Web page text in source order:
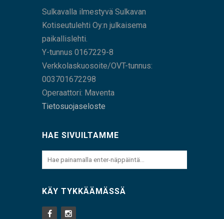
Sulkavalla ilmestyvä Sulkavan
Kotiseutulehti Oy:n julkaisema
paikallislehti.
Y-tunnus 0167229-8
Verkkolaskuosoite/OVT-tunnus:
003701672298
Operaattori: Maventa
Tietosuojaseloste
HAE SIVUILTAMME
KÄY TYKKÄÄMÄSSÄ